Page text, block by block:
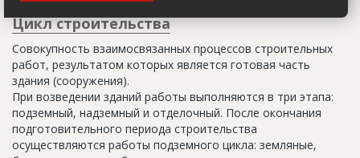
Цикл строительства
Совокупность взаимосвязанных процессов строительных
работ, результатом которых является готовая часть
здания (сооружения).
При возведении зданий работы выполняются в три этапа:
подземный, надземный и отделочный. После окончания
подготовительного периода строительства
осуществляются работы подземного цикла: земляные,